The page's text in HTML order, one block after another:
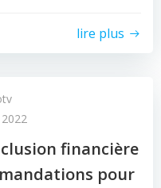
lire plus
financière
pour